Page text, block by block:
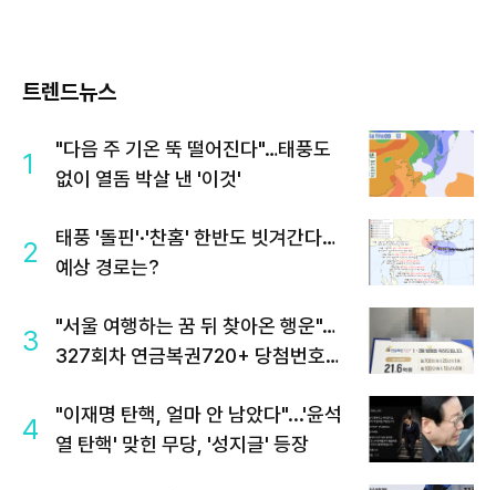
트렌드뉴스
1
"다음 주 기온 뚝 떨어진다"…태풍도
없이 열돔 박살 낸 '이것'
2
태풍 '돌핀'·'찬홈' 한반도 빗겨간다…
예상 경로는?
3
"서울 여행하는 꿈 뒤 찾아온 행운"…
327회차 연금복권720+ 당첨번호조
4
"이재명 탄핵, 얼마 안 남았다"...'윤석
열 탄핵' 맞힌 무당, '성지글' 등장